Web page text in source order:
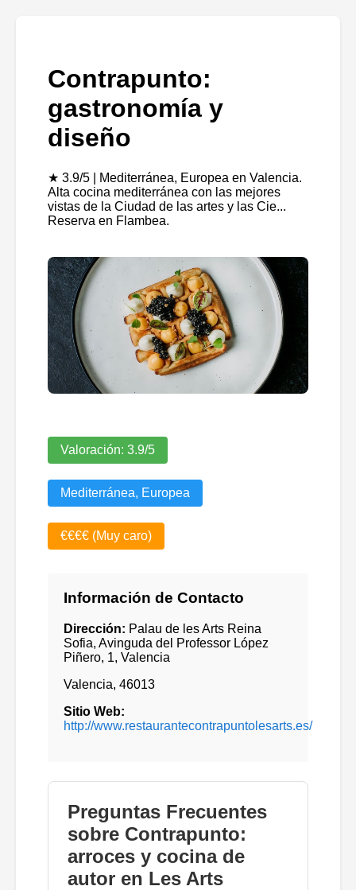
Contrapunto:
gastronomía y
diseño
★ 3.9/5 | Mediterránea, Europea en Valencia.
Alta cocina mediterránea con las mejores
vistas de la Ciudad de las artes y las Cie...
Reserva en Flambea.
Valoración: 3.9/5
Mediterránea, Europea
€€€€ (Muy caro)
Información de Contacto
Dirección: Palau de les Arts Reina
Sofia, Avinguda del Professor López
Piñero, 1, Valencia
Valencia, 46013
Sitio Web:
http://www.restaurantecontrapuntolesarts.es/
Preguntas Frecuentes
sobre Contrapunto:
arroces y cocina de
autor en Les Arts